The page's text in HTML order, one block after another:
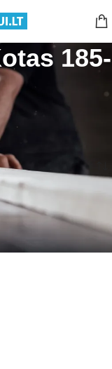
185-
185-200cm”